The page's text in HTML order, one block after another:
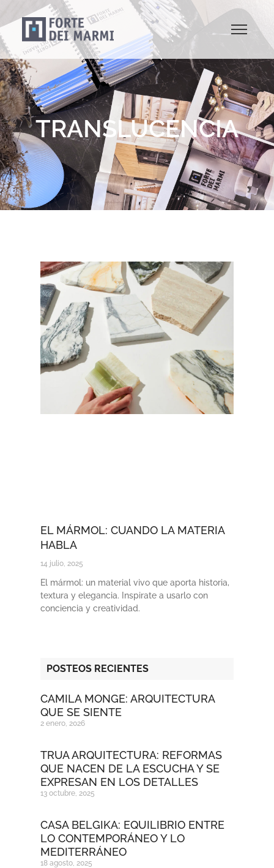
TRANSLUCENCIA
EL MÁRMOL: CUANDO LA MATERIA
HABLA
14 julio, 2025
El mármol: un material vivo que aporta historia,
textura y elegancia. Inspirate a usarlo con
conciencia y creatividad.
POSTEOS RECIENTES
CAMILA MONGE: ARQUITECTURA
QUE SE SIENTE
2 enero, 2026
TRUA ARQUITECTURA: REFORMAS
QUE NACEN DE LA ESCUCHA Y SE
EXPRESAN EN LOS DETALLES
13 octubre, 2025
CASA BELGIKA: EQUILIBRIO ENTRE
LO CONTEMPORÁNEO Y LO
MEDITERRÁNEO
18 agosto, 2025